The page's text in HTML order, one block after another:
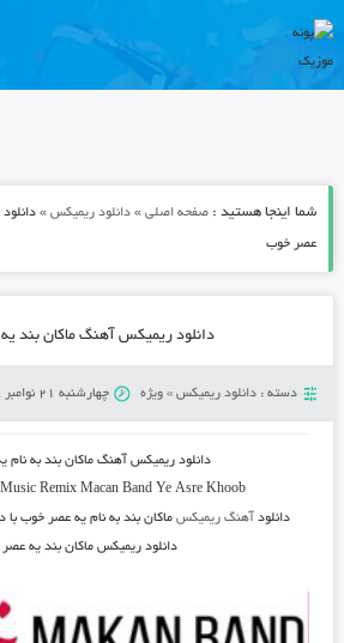
شما اینجا هستید : صفحه اصلی» دانلود ریمیکس»
عصر خوب
دانلود ریمیکس آهنگ ماکان بند
دسته : دانلود ریمیکس» ویژه چهارشنبه 21 نوامبر 2018
دانلود ریمیکس آهنگ ماکان بند به
Remix Macan Band Ye Asre Khoob
دانلود آهنگ ریمیکس ماکان بند به نام یه عصر خوببا
دانلود ریمیکس ماکان بند یه